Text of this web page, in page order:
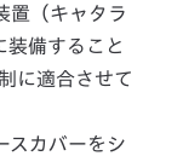
置（キャタラ
装備すること
に適合させて
スカバーをシ